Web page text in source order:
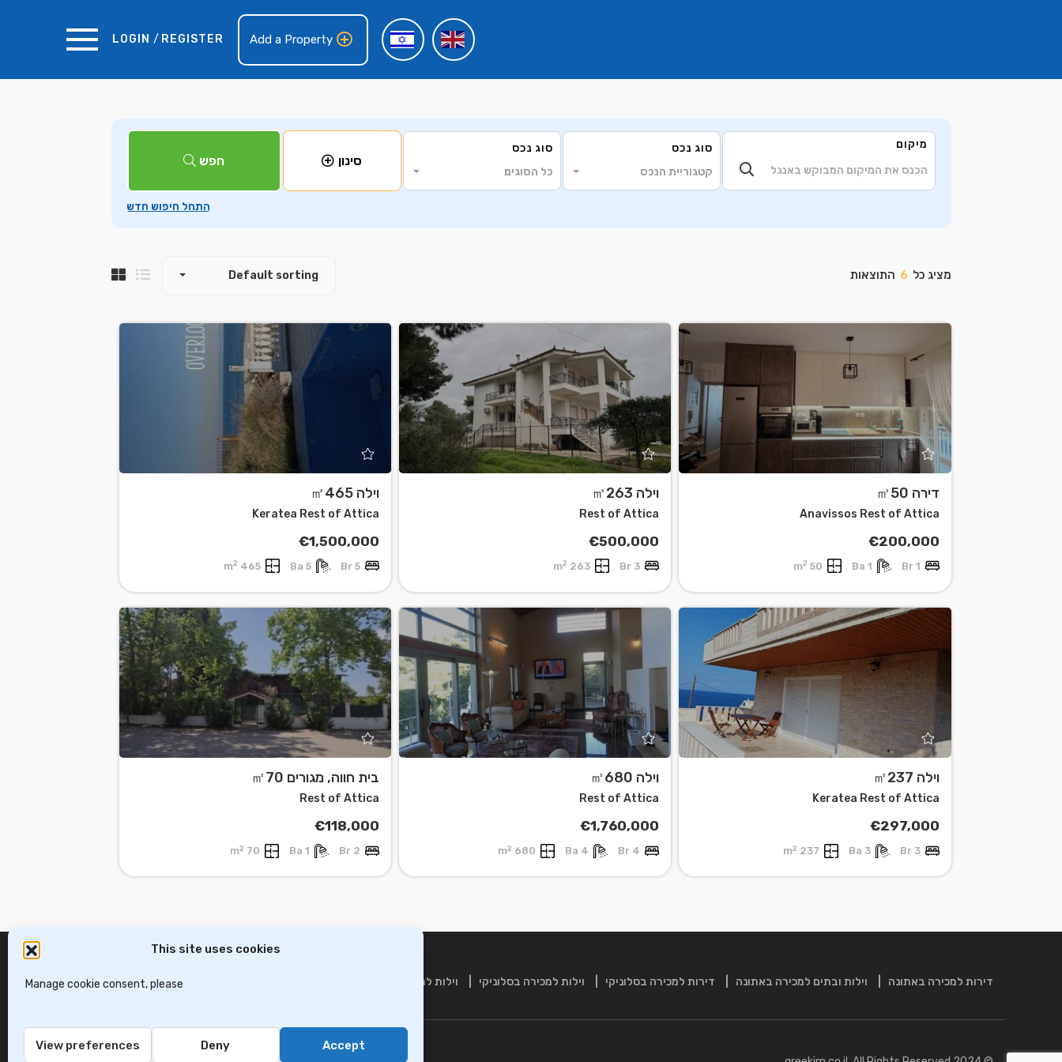
This site uses cookies
Manage cookie consent, please
Accept
Deny
View preferences
LOGIN / REGISTER Add a Property
4
Leaflet| © OpenStreetMap
מיקום
סוג נכס
קטגוריית הנכס
סוג נכס
כל הסוגים
סינון חפש
מציג כל 6 התוצאות Default sorting
דירה ㎡50
Anavissos Rest of Attica
€200,000
1 Br
1 Ba
50 m
2
וילה ㎡263
Rest of Attica
€500,000
3 Br
263 m
2
וילה ㎡465
Keratea Rest of Attica
€1,500,000
5 Br
5 Ba
465 m
2
וילה ㎡237
Keratea Rest of Attica
€297,000
3 Br
3 Ba
237 m
2
וילה ㎡680
Rest of Attica
€1,760,000
4 Br
4 Ba
680 m
2
בית חווה, מגורים ㎡70
Rest of Attica
€118,000
2 Br
1 Ba
70 m
2
דירות למכירה באתונה וילות ובתים למכירה באתונה דירות למכירה בסלוניקי וילות למכירה בסלוניקי וילות למכירה בכרתים